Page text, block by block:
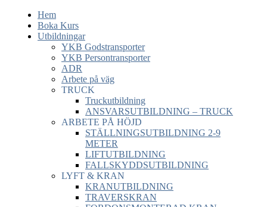
Hem
Boka Kurs
Utbildningar
YKB Godstransporter
YKB Persontransporter
ADR
Arbete på väg
TRUCK
Truckutbildning
ANSVARSUTBILDNING – TRUCK
ARBETE PÅ HÖJD
STÄLLNINGSUTBILDNING 2-9
METER
LIFTUTBILDNING
FALLSKYDDSUTBILDNING
LYFT & KRAN
KRANUTBILDNING
TRAVERSKRAN